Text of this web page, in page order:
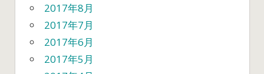
2017年8月
2017年7月
2017年6月
2017年5月